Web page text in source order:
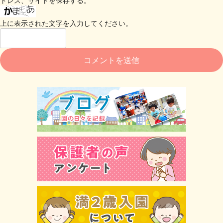
上に表示された文字を入力してください。